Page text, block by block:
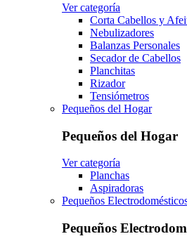
Ver categoría
Corta Cabellos y
Nebulizadores
Balanzas Personales
Secador de Cabellos
Planchitas
Rizador
Tensiómetros
Pequeños del Hogar
Pequeños del Hogar
Ver categoría
Planchas
Aspiradoras
Pequeños
Pequeños